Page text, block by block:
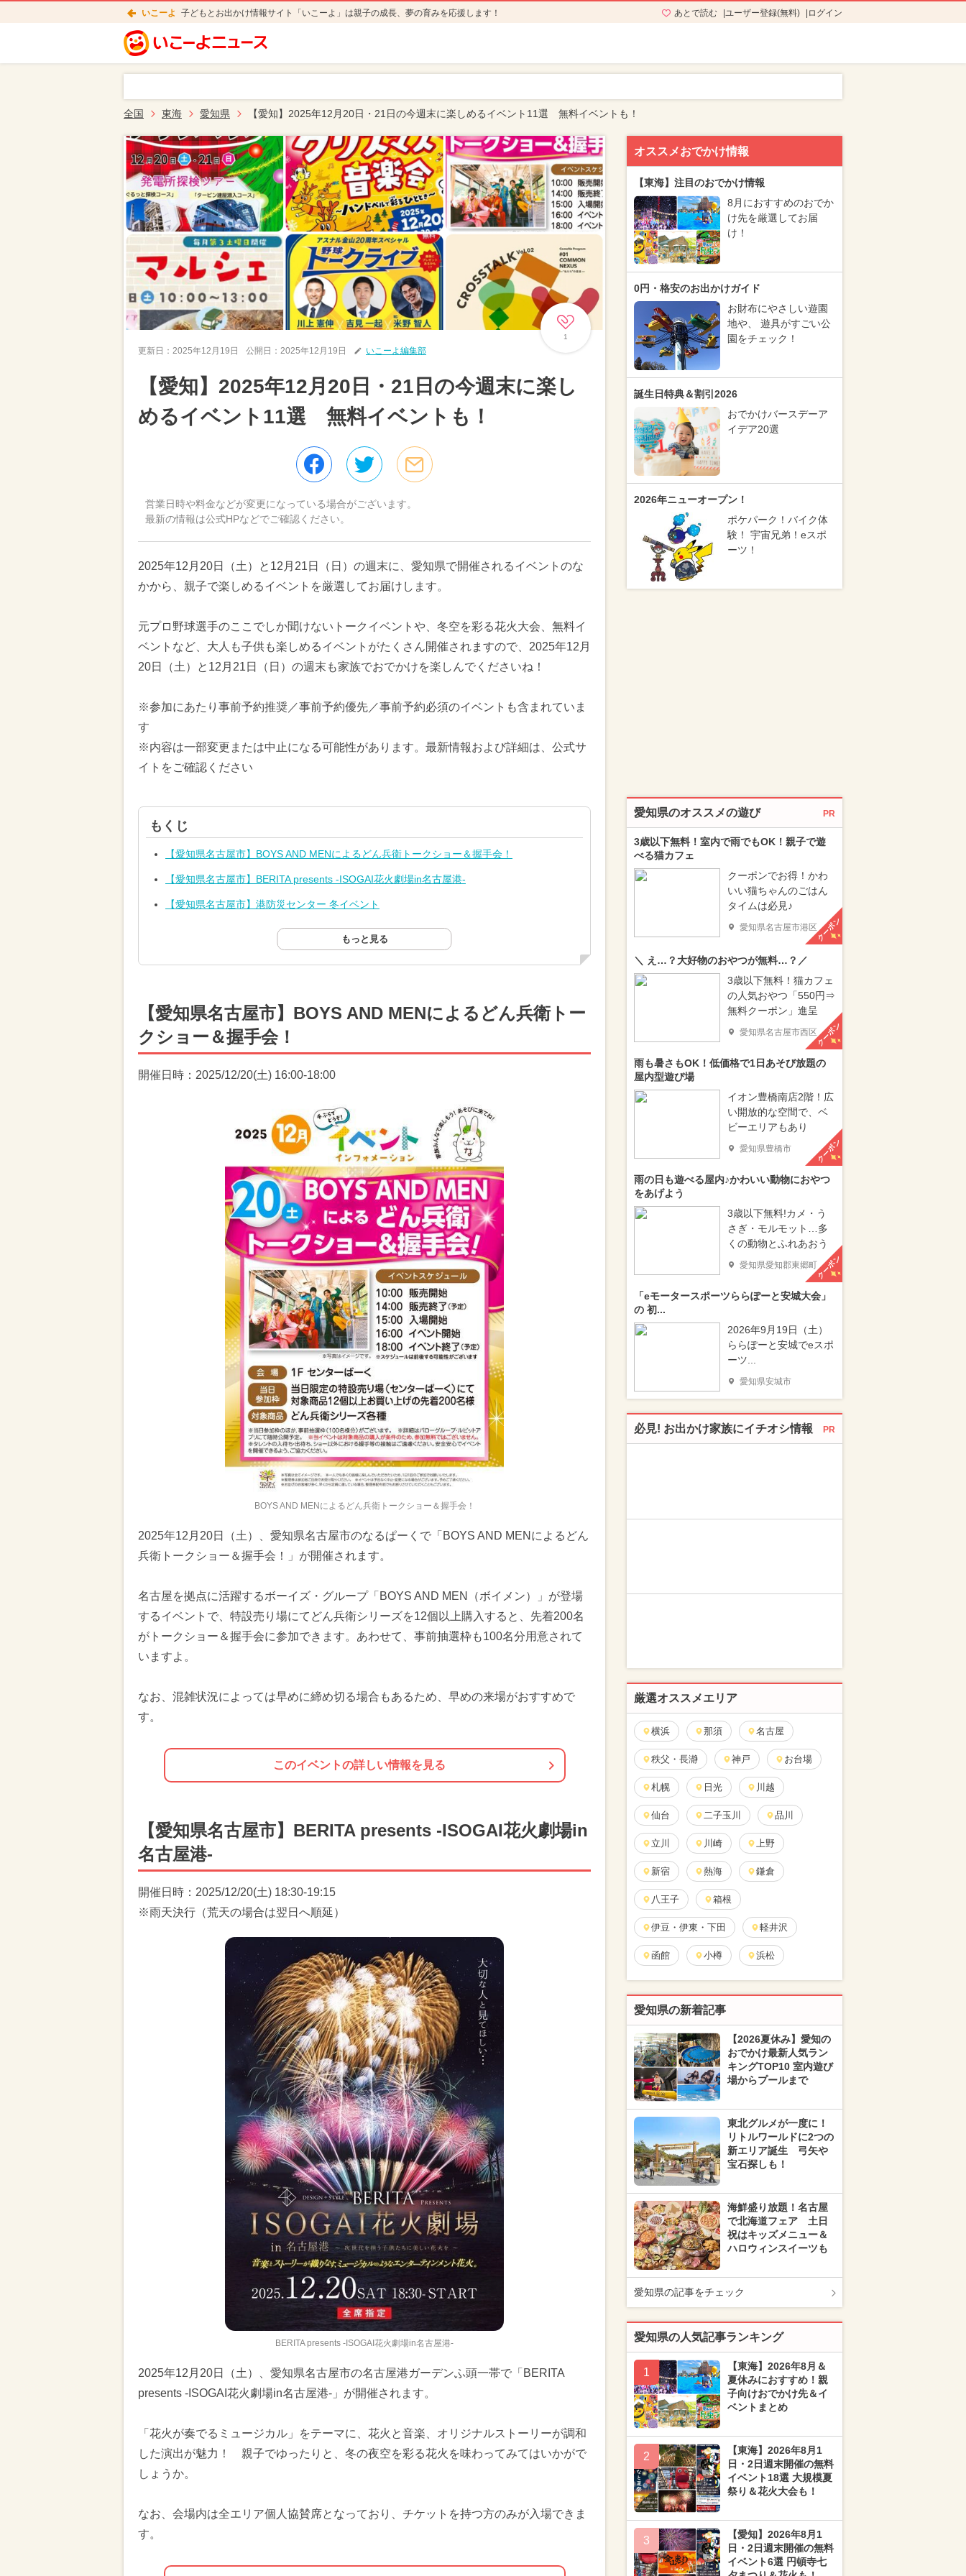
いこーよ 子どもとお出かけ情報サイト「いこーよ」は親子の成長、夢の育みを応援します！ あとで読む ユーザー登録(無料) ログイン
全国 東海 愛知県 【愛知】2025年12月20日・21日の今週末に楽しめるイベント11選 無料イベントも！
1
更新日： 2025年12月19日 公開日： 2025年12月19日 いこーよ編集部
【愛知】2025年12月20日・21日の今週末に楽し
めるイベント11選 無料イベントも！
営業日時や料金などが変更になっている場合がございます。
最新の情報は公式HPなどでご確認ください。
2025年12月20日（土）と12月21日（日）の週末に、愛知県で開催されるイベントのな
かから、親子で楽しめるイベントを厳選してお届けします。
元プロ野球選手のここでしか聞けないトークイベントや、冬空を彩る花火大会、無料イ
ベントなど、大人も子供も楽しめるイベントがたくさん開催されますので、2025年12月
20日（土）と12月21日（日）の週末も家族でおでかけを楽しんでくださいね！
※参加にあたり事前予約推奨／事前予約優先／事前予約必須のイベントも含まれていま
す
※内容は一部変更または中止になる可能性があります。最新情報および詳細は、公式サ
イトをご確認ください
もくじ
【愛知県名古屋市】BOYS AND MENによるどん兵衛トークショー＆握手会！
【愛知県名古屋市】BERITA presents -ISOGAI花火劇場in名古屋港-
【愛知県名古屋市】港防災センター 冬イベント
もっと見る
【愛知県名古屋市】BOYS AND MENによるどん兵衛トー
クショー＆握手会！
開催日時：2025/12/20(土) 16:00-18:00
BOYS AND MENによるどん兵衛トークショー＆握手会！
2025年12月20日（土）、愛知県名古屋市のなるぱーくで「BOYS AND MENによるどん
兵衛トークショー＆握手会！」が開催されます。
名古屋を拠点に活躍するボーイズ・グループ「BOYS AND MEN（ボイメン）」が登場
するイベントで、特設売り場にてどん兵衛シリーズを12個以上購入すると、先着200名
がトークショー＆握手会に参加できます。あわせて、事前抽選枠も100名分用意されて
いますよ。
なお、混雑状況によっては早めに締め切る場合もあるため、早めの来場がおすすめで
す。
このイベントの詳しい情報を見る
【愛知県名古屋市】BERITA presents -ISOGAI花火劇場in
名古屋港-
開催日時：2025/12/20(土) 18:30-19:15
※雨天決行（荒天の場合は翌日へ順延）
BERITA presents -ISOGAI花火劇場in名古屋港-
2025年12月20日（土）、愛知県名古屋市の名古屋港ガーデンふ頭一帯で「BERITA
presents -ISOGAI花火劇場in名古屋港-」が開催されます。
「花火が奏でるミュージカル」をテーマに、花火と音楽、オリジナルストーリーが調和
した演出が魅力！ 親子でゆったりと、冬の夜空を彩る花火を味わってみてはいかがで
しょうか。
なお、会場内は全エリア個人協賛席となっており、チケットを持つ方のみが入場できま
す。
オススメおでかけ情報
【東海】注目のおでかけ情報
8月におすすめのおでか
け先を厳選してお届
け！
0円・格安のお出かけガイド
お財布にやさしい遊園
地や、 遊具がすごい公
園をチェック！
誕生日特典＆割引2026
おでかけバースデーア
イデア20選
2026年ニューオープン！
ポケパーク！バイク体
験！ 宇宙兄弟！eスポ
ーツ！
愛知県のオススメの遊び PR
3歳以下無料！室内で雨でもOK！親子で遊
べる猫カフェ
クーポンでお得！かわ
いい猫ちゃんのごはん
タイムは必見♪
愛知県名古屋市港区クーポン
＼ え…？大好物のおやつが無料…？／
3歳以下無料！猫カフェ
の人気おやつ「550円⇒
無料クーポン」進呈
愛知県名古屋市西区クーポン
雨も暑さもOK！低価格で1日あそび放題の
屋内型遊び場
イオン豊橋南店2階！広
い開放的な空間で、ベ
ビーエリアもあり
愛知県豊橋市 クーポン
雨の日も遊べる屋内♪かわいい動物におやつ
をあげよう
3歳以下無料!カメ・う
さぎ・モルモット…多
くの動物とふれあおう
愛知県愛知郡東郷町クーポン
「eモータースポーツららぽーと安城大会」
の 初...
2026年9月19日（土）
ららぽーと安城でeスポ
ーツ...
愛知県安城市
必見! お出かけ家族にイチオシ情報 PR
厳選オススメエリア
横浜 那須 名古屋
秩父・長瀞 神戸 お台場
札幌 日光 川越
仙台 二子玉川 品川
立川 川崎 上野
新宿 熱海 鎌倉
八王子 箱根
伊豆・伊東・下田 軽井沢
函館 小樽 浜松
愛知県の新着記事
【2026夏休み】愛知の
おでかけ最新人気ラン
キングTOP10 室内遊び
場からプールまで
東北グルメが一度に！
リトルワールドに2つの
新エリア誕生 弓矢や
宝石探しも！
海鮮盛り放題！名古屋
で北海道フェア 土日
祝はキッズメニュー＆
ハロウィンスイーツも
愛知県の記事をチェック
愛知県の人気記事ランキング
1
【東海】2026年8月＆
夏休みにおすすめ！親
子向けおでかけ先＆イ
ベントまとめ
2
【東海】2026年8月1
日・2日週末開催の無料
イベント18選 大規模夏
祭り＆花火大会も！
3
【愛知】2026年8月1
日・2日週末開催の無料
イベント6選 円頓寺七